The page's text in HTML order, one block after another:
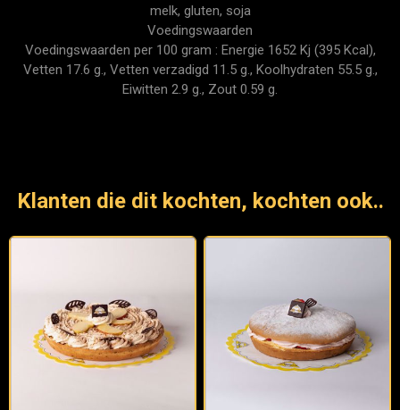
melk, gluten, soja
Voedingswaarden
Voedingswaarden per 100 gram : Energie 1652 Kj (395 Kcal),
Vetten 17.6 g., Vetten verzadigd 11.5 g., Koolhydraten 55.5 g.,
Eiwitten 2.9 g., Zout 0.59 g.
Klanten die dit kochten, kochten ook..